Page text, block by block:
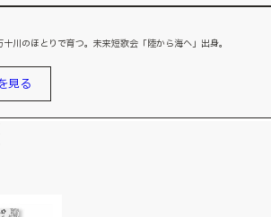
川のほとりで育つ。未来短歌会「陸から海へ」出身。
見る